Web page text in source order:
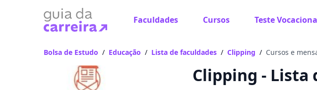
Faculdades Cursos Teste
Vamos te guiar no caminho
Bolsa de Estudo / Educação / Lista de faculdades / Clipping / Cursos e
Clipping - Lista